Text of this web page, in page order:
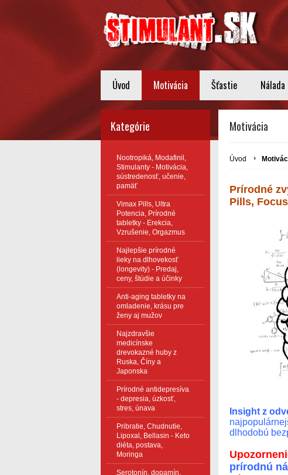
Úvod Motivácia Šťastie Nálada
Kategórie
Nootropiká, Modafinil,
Stimulanty - Motivácia,
sústredenosť, učenie,
pamäť
Vimax Pills, Ultra
Potencia, Prírodné
tabletky - Erekcia,
Vzrušenie, Orgazmus
Najlepšie prírodné
lieky na dlhovekosť
(longevity) - Predaj,
ceny, štúdie a účinky
Anti-aging tabletky na
omladenie, krásu pre
ženy aj mužov
Najzdravšie
medicínske
drevokazné huby z
Ruska, Číny a
Japonska
Prírodné antidepresíva
- depresia, úzkosť,
stres, únava
Pribratie, Chudnutie,
Lipoxal, Bellasin - Keto
diéta, postava,
Moringa
Serotonín, dopamín,
Motivácia
Úvod
Prírodné
Pills,
Insight z
dlhodobú
prírodnú